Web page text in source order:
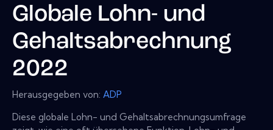
Globale Lohn- und
Gehaltsabrechnung
2022
Herausgegeben von: ADP
Diese globale Lohn- und Gehaltsabrechnungsumfrage